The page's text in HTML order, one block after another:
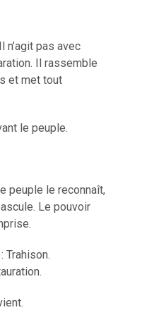
n’agit pas avec
Il rassemble
et met tout
le peuple.
peuple le reconnaît,
Le pouvoir
Trahison.